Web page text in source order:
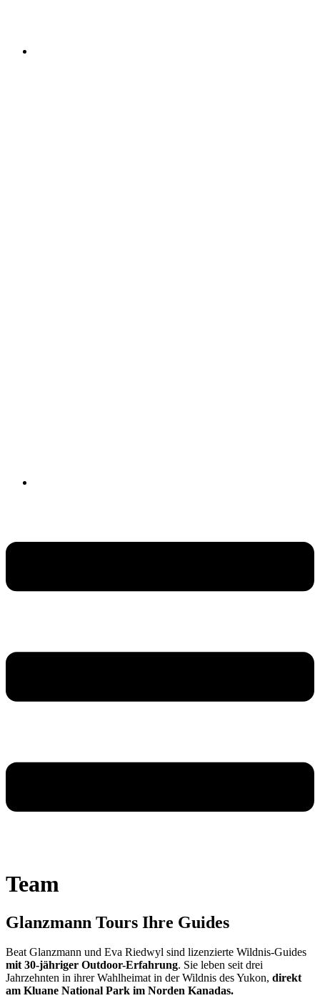
Team
Glanzmann Tours Ihre Guides
Beat Glanzmann und Eva Riedwyl sind lizenzierte Wildnis-Guides
mit 30-jähriger Outdoor-Erfahrung. Sie leben seit drei
Jahrzehnten in ihrer Wahlheimat in der Wildnis des Yukon, direkt
am Kluane National Park im Norden Kanadas.